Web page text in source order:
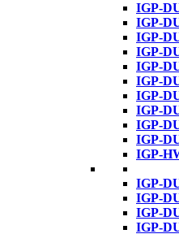
IGP-
IGP-
IGP-
IGP-
IGP-
IGP-
IGP-
IGP-
IGP-
IGP-
IGP-
IGP-
IGP-
IGP-
IGP-